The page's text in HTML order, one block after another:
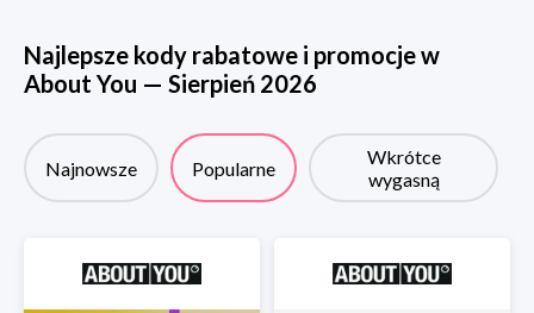
Najlepsze kody rabatowe i promocje w
About You — Sierpień 2026
Najnowsze Popularne
Wkrótce
wygasną